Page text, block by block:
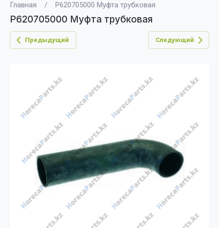
Главная / P620705000 Муфта трубковая
P620705000 Муфта трубковая
Предыдущий Следующий